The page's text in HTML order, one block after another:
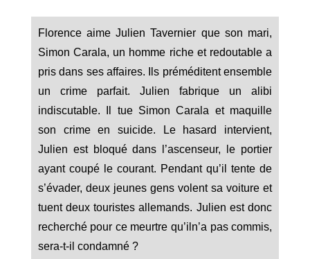
Florence aime Julien Tavernier que son mari,
Simon Carala, un homme riche et redoutable a
pris dans ses affaires. Ils préméditent ensemble
un crime parfait. Julien fabrique un alibi
indiscutable. Il tue Simon Carala et maquille
son crime en suicide. Le hasard intervient,
Julien est bloqué dans l’ascenseur, le portier
ayant coupé le courant. Pendant qu’il tente de
s’évader, deux jeunes gens volent sa voiture et
tuent deux touristes allemands. Julien est donc
recherché pour ce meurtre qu’iln’a pas commis,
sera-t-il condamné ?